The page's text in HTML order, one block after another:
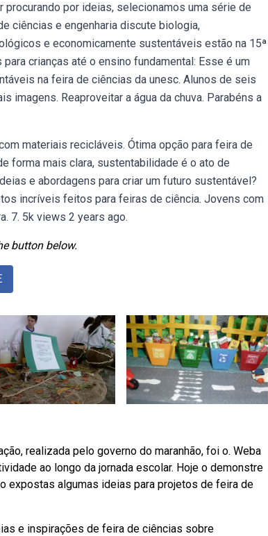
por ideias, selecionamos uma série de
ciências e engenharia discute biologia,
e economicamente sustentáveis estão na 15ª
crianças até o ensino fundamental: Esse é um
na feira de ciências da unesc. Alunos de seis
Reaproveitar a água da chuva. Parabéns a
materiais recicláveis. Ótima opção para feira de
forma mais clara, sustentabilidade é o ato de
e abordagens para criar um futuro sustentável?
incríveis feitos para feiras de ciência. Jovens com
7. 5k views 2 years ago.
button below.
realizada pelo governo do maranhão, foi o. Weba
ao longo da jornada escolar. Hoje o demonstre
expostas algumas ideias para projetos de feira de
e inspirações de feira de ciências sobre